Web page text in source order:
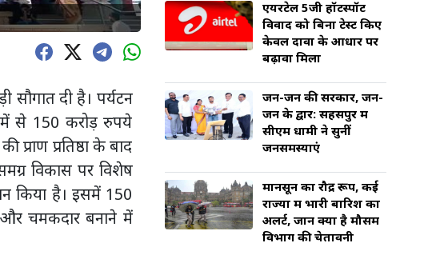
सौगात दी है। पर्यटन
से 150 करोड़ रुपये
प्रतिष्ठा के बाद
विकास पर विशेष
किया है। इसमें 150
और चमकदार बनाने में
एयरटेल 5जी हॉटस्पॉट
विवाद को बिना टेस्ट किए
केवल दावों के आधार पर
बढ़ावा मिला
जन-जन की सरकार, जन-
जन के द्वार: सहसपुर में
सीएम धामी ने सुनीं
जनसमस्याएं
मानसून का रौद्र रूप, कई
राज्यों में भारी बारिश का
अलर्ट, जानें क्या है मौसम
विभाग की चेतावनी